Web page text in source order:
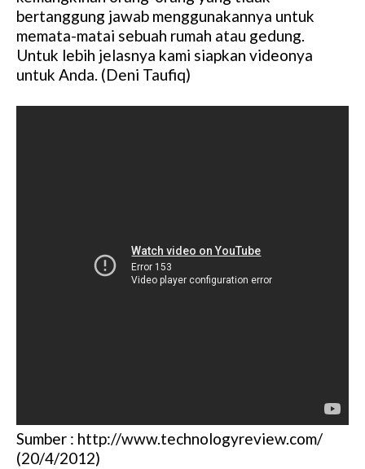
bertanggung jawab menggunakannya untuk
memata-matai sebuah rumah atau gedung.
Untuk lebih jelasnya kami siapkan videonya
untuk Anda. (Deni Taufiq)
Sumber : http://www.technologyreview.com/
(20/4/2012)